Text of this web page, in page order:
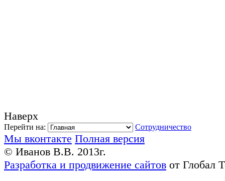
Наверх
Перейти на: Сотрудничество
Мы вконтакте Полная версия
© Иванов В.В. 2013г.
Разработка и продвижение сайтов от Глобал